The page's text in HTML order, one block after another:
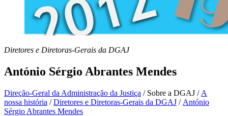
Diretores e Diretoras-Gerais da DGAJ
António Sérgio Abrantes Mendes
Direção-Geral da Administração da Justiça / Sobre a DGAJ / A
nossa história /Diretores e Diretoras-Gerais da DGAJ / António
Sérgio Abrantes Mendes